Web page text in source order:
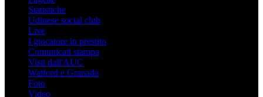
Statistiche
Udinese social club
Live
I giocatore in prestito
Comunicati stampa
Visti dall'AUC
Watford e Granada
Foto
Video